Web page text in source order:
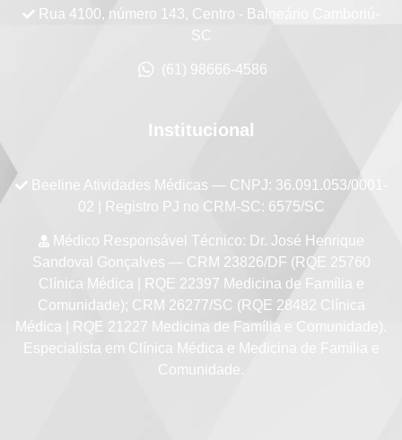
Rua 4100, número 143, Centro - Balneário Camboriú-
SC
(61) 98666-4586
Institucional
Beeline Atividades Médicas — CNPJ: 36.091.053/0001-
02 | Registro PJ no CRM-SC: 6575/SC
Médico Responsável Técnico: Dr. José Henrique
Sandoval Gonçalves — CRM 23826/DF (RQE 25760
Clínica Médica | RQE 22397 Medicina de Família e
Comunidade); CRM 26277/SC (RQE 28482 Clínica
Médica | RQE 21227 Medicina de Família e Comunidade).
Especialista em Clínica Médica e Medicina de Família e
Comunidade.